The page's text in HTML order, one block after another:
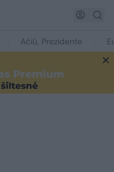
Ačiū, Prezidente